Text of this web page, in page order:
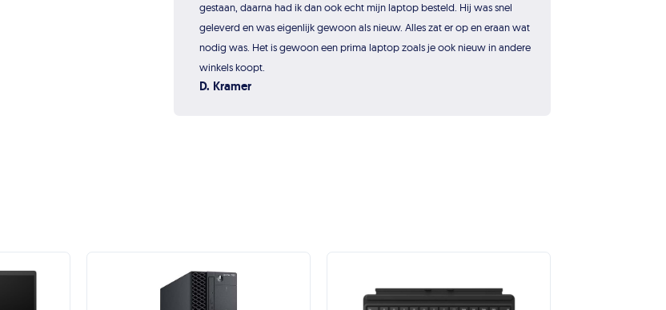
gestaan, daarna had ik dan ook echt mijn laptop besteld. Hij was snel
geleverd en was eigenlijk gewoon als nieuw. Alles zat er op en eraan wat
nodig was. Het is gewoon een prima laptop zoals je ook nieuw in andere
winkels koopt.
D. Kramer